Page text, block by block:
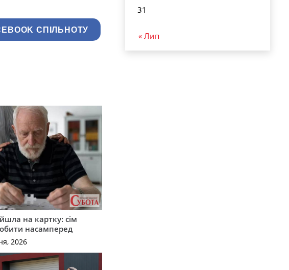
СПІЛЬНОТУ
на картку: сім
насамперед
2026
31
« Лип